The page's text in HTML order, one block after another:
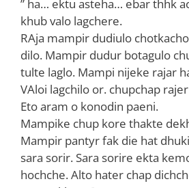
” ha… ektu asteha… ebar thhk
khub valo lagchere.
RAja mampir dudiulo
dilo. Mampir dudur botagulo
tulte laglo. Mampi nijeke rajar
VAloi lagchilo or. chupchap
Eto aram o konodin paeni.
Mampike chup kore thakte
Mampir pantyr fak die hat
sara sorir. Sara sorire ekta
hochche. Alto hater chap